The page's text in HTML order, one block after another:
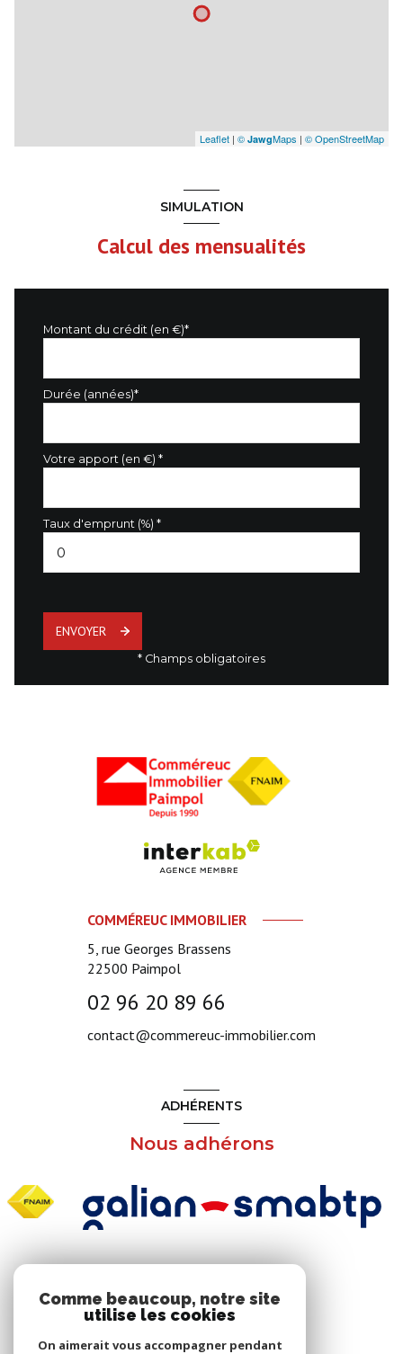
Leaflet | © JawgMaps | © OpenStreetMap
SIMULATION
Calcul des mensualités
Montant du crédit (en €)*
Durée (années)*
Votre apport (en €) *
Taux d'emprunt (%) *
ENVOYER
* Champs obligatoires
COMMÉREUC IMMOBILIER
5, rue Georges Brassens
22500 Paimpol
02 96 20 89 66
contact@commereuc-immobilier.com
ADHÉRENTS
Nous adhérons
Nous suivre
Comme beaucoup, notre site
utilise les cookies
On aimerait vous accompagner pendant